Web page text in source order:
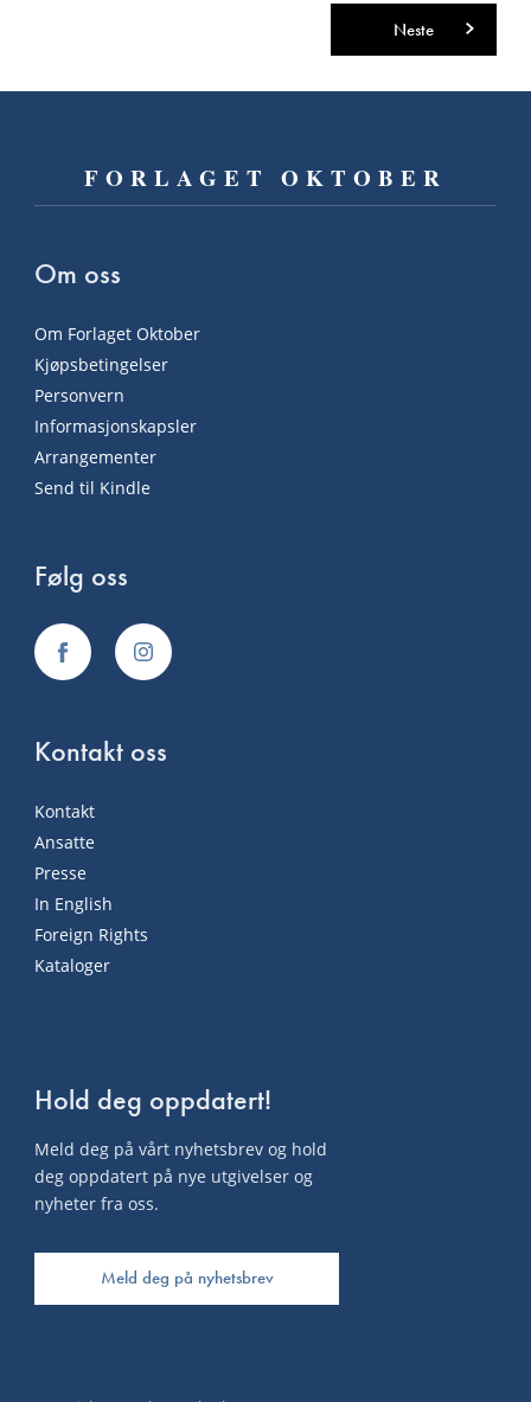
Neste
FORLAGET OKTOBER
Om oss
Om Forlaget Oktober
Kjøpsbetingelser
Personvern
Informasjonskapsler
Arrangementer
Send til Kindle
Følg oss
Kontakt oss
Kontakt
Ansatte
Presse
In English
Foreign Rights
Kataloger
Hold deg oppdatert!
Meld deg på vårt nyhetsbrev og hold
deg oppdatert på nye utgivelser og
nyheter fra oss.
Meld deg på nyhetsbrev